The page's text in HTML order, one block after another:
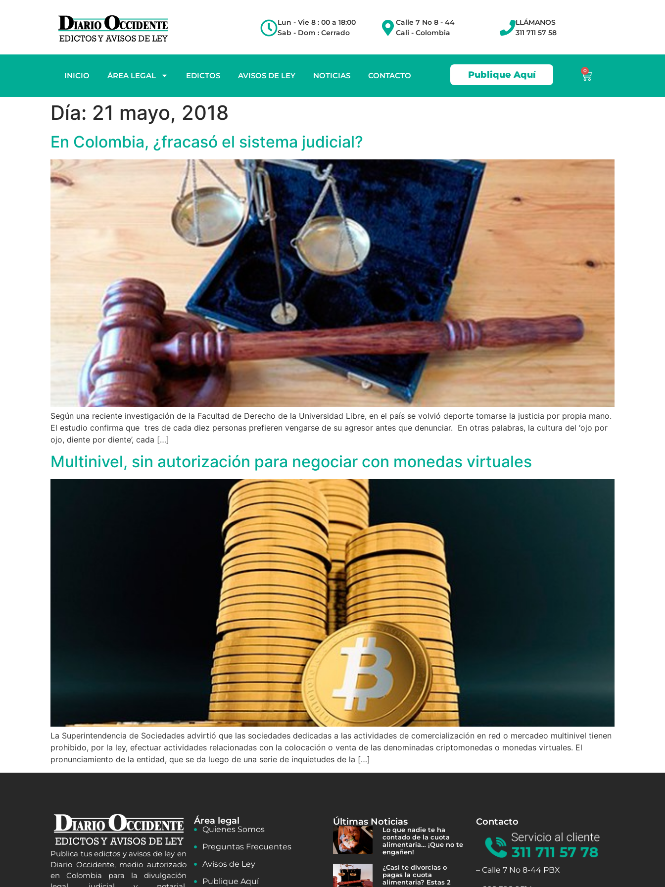
Lun - Vie 8 : 00 a 18:00
Sab - Dom : Cerrado
Calle 7 No 8 - 44
Cali - Colombia
LLÁMANOS
311 711 57 58
INICIO ÁREA LEGAL EDICTOS AVISOS DE LEY NOTICIAS CONTACTO Publique Aquí 0
Día: 21 mayo, 2018
En Colombia, ¿fracasó el sistema judicial?
Según una reciente investigación de la Facultad de Derecho de la Universidad Libre, en el país se volvió deporte tomarse la justicia por propia mano.
El estudio confirma que tres de cada diez personas prefieren vengarse de su agresor antes que denunciar. En otras palabras, la cultura del ‘ojo por
ojo, diente por diente’, cada […]
Multinivel, sin autorización para negociar con monedas virtuales
La Superintendencia de Sociedades advirtió que las sociedades dedicadas a las actividades de comercialización en red o mercadeo multinivel tienen
prohibido, por la ley, efectuar actividades relacionadas con la colocación o venta de las denominadas criptomonedas o monedas virtuales. El
pronunciamiento de la entidad, que se da luego de una serie de inquietudes de la […]
Publica tus edictos y avisos de ley en
Diario Occidente, medio autorizado
en Colombia para la divulgación
Área legal
Quienes Somos
Preguntas Frecuentes
Avisos de Ley
Publique Aquí
Últimas Noticias
Lo que nadie te ha
contado de la cuota
alimentaria… ¡Que no te
engañen!
¿Casi te divorcias o
pagas la cuota
alimentaria? Estas 2
Contacto
– Calle 7 No 8-44 PBX